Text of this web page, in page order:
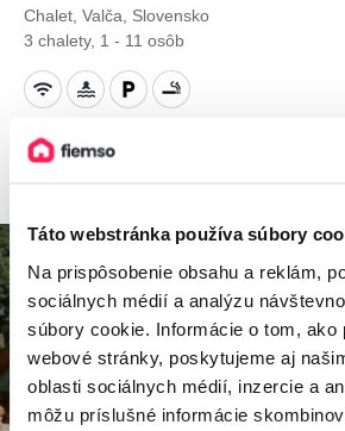
Táto webstránka používa súbory
Na prispôsobenie obsahu a reklám,
sociálnych médií a analýzu
súbory cookie. Informácie o tom, ako
webové stránky, poskytujeme aj
oblasti sociálnych médií, inzercie a
môžu príslušné informácie
Chalet, Valča, Slovensko
3 chalety, 1 - 11 osôb
od450€